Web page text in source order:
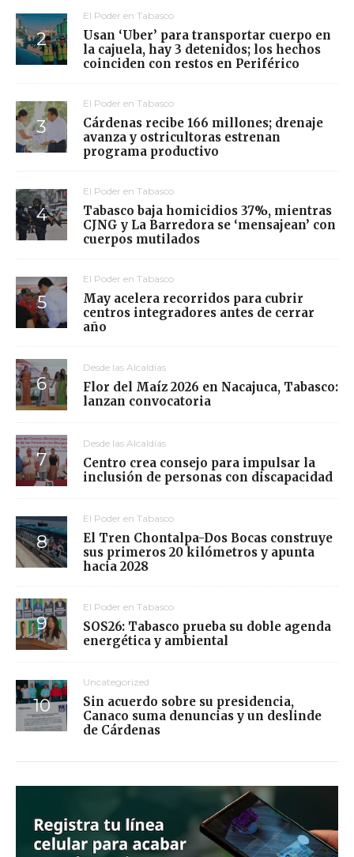
El Poder en Tabasco
Usan ‘Uber’ para transportar cuerpo en
la cajuela, hay 3 detenidos; los hechos
coinciden con restos en Periférico
El Poder en Tabasco
Cárdenas recibe 166 millones; drenaje
avanza y ostricultoras estrenan
programa productivo
El Poder en Tabasco
Tabasco baja homicidios 37%, mientras
CJNG y La Barredora se ‘mensajean’ con
cuerpos mutilados
El Poder en Tabasco
May acelera recorridos para cubrir
centros integradores antes de cerrar
año
Desde las Alcaldías
Flor del Maíz 2026 en Nacajuca, Tabasco:
lanzan convocatoria
Desde las Alcaldías
Centro crea consejo para impulsar la
inclusión de personas con discapacidad
El Poder en Tabasco
El Tren Chontalpa-Dos Bocas construye
sus primeros 20 kilómetros y apunta
hacia 2028
El Poder en Tabasco
SOS26: Tabasco prueba su doble agenda
energética y ambiental
Uncategorized
Sin acuerdo sobre su presidencia,
Canaco suma denuncias y un deslinde
de Cárdenas